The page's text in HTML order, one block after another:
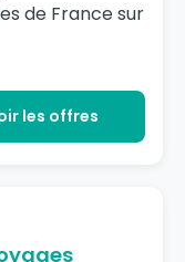
de France sur
les offres